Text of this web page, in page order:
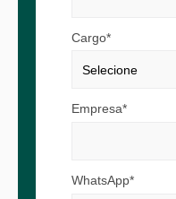
Cargo*
Empresa*
WhatsApp*